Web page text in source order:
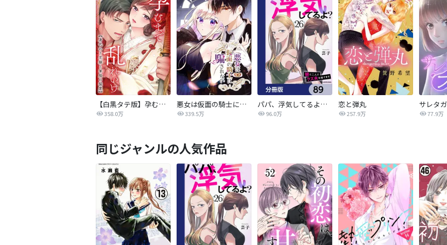
【白黒タテ版】孕むまで乱れいけ～身代わり花嫁と軍服の猛愛
358.0万
悪女は仮面の騎士に騙されない
339.5万
パパ、浮気してるよ？娘と二人でクズ夫を捨てます【分冊版】
96.0万
恋と弾丸
257.9万 77.9万
同じジャンルの人気作品